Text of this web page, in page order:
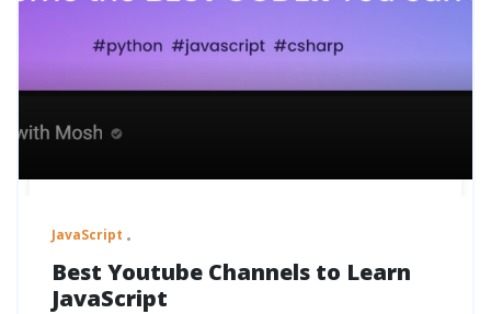
JavaScript
Best Youtube Channels to Learn
JavaScript